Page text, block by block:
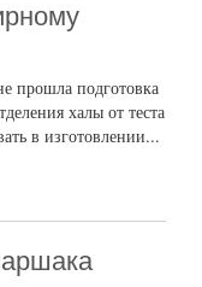
прошла подготовка
халы от теста
в изготовлении...